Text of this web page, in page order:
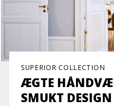
SUPERIOR COLLECTION
ÆGTE
SMUKT DESIGN